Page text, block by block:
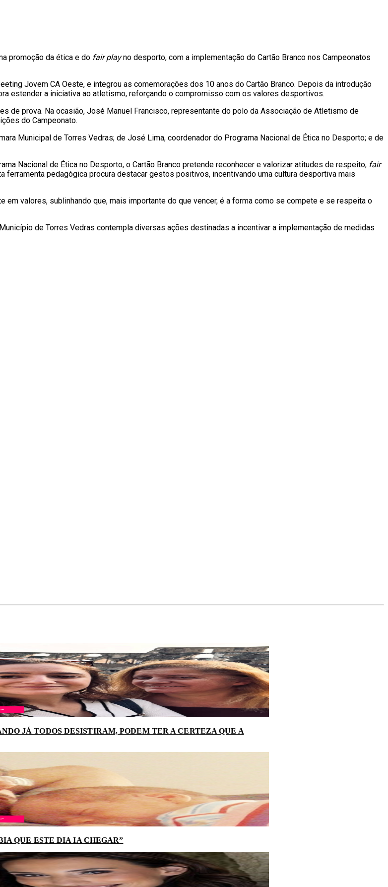
promoção da ética e do fair playno desporto, com a implementação do Cartão Branco nos Campeonatos
Jovem CA Oeste, e integrou as comemorações dos 10 anos do Cartão Branco. Depois da introdução
estender a iniciativa ao atletismo, reforçando o compromisso com os valores desportivos.
de prova. Na ocasião, José Manuel Francisco, representante do polo da Associação de Atletismo de
do Campeonato.
Municipal de Torres Vedras; de José Lima, coordenador do Programa Nacional de Ética no Desporto; e de
Nacional de Ética no Desporto, o Cartão Branco pretende reconhecer e valorizar atitudes de respeito, fair
pedagógica procura destacar gestos positivos, incentivando uma cultura desportiva mais
valores, sublinhando que, mais importante do que vencer, é a forma como se compete e se respeita o
de Torres Vedras contempla diversas ações destinadas a incentivar a implementação de medidas
JÁ TODOS DESISTIRAM, PODEM TER A CERTEZA QUE A
QUE ESTE DIA IA CHEGAR”